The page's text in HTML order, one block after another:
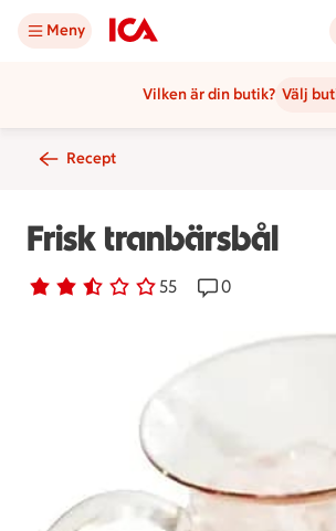
Meny
Vilken är din butik? Välj
Recept
Frisk tranbärsbål
Betyg 2.6 av 5. 55
55 personer har röstatReceptet har 0
0